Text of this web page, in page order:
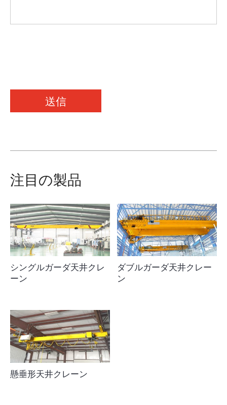
送信
注目の製品
シングルガーダ天井クレ
ーン
ダブルガーダ天井クレー
ン
懸垂形天井クレーン